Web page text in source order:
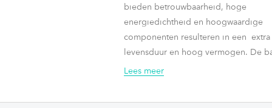
bieden betrouwbaarheid, hoge
energiedichtheid en hoogwaardige
componenten resulteren in een
levensduur en hoog vermogen. De
zijn ideaal geschikt voor dagelijks
Lees meer